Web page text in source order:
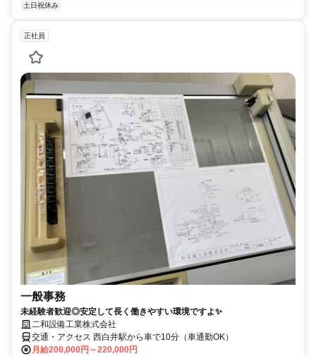
土日祝休み
正社員
一般事務
未経験者歓迎◎安定して長く働きやすい環境ですよ✨
二和設備工業株式会社
交通・アクセス 西白井駅から車で10分（車通勤OK）
月給200,000円～220,000円